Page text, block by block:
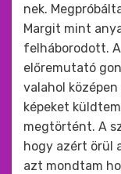
nek.
Margit mint
felháborodott.
előremutató
valahol
képeket
megtörtént. A
hogy azért örül
azt mondtam